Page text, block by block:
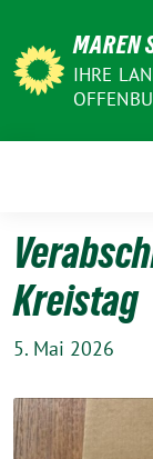
zum
Inhalt
MAREN
IHRE
Kreistag
5. Mai 2026